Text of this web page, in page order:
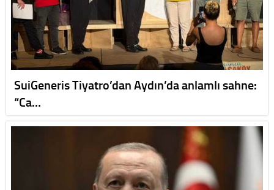
SuiGeneris Tiyatro’dan Aydın’da anlamlı sahne:
“Ca…